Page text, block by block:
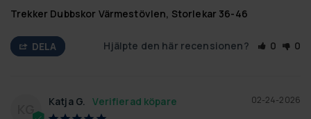
Trekker Dubbskor Värmestövlen, Storlekar 36-46
DELA Hjälpte den här recensionen? 0 0
KG
02-24-2026
Katja G.